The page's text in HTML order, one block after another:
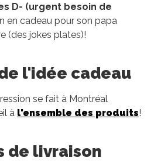
D- (urgent besoin de
en cadeau pour son papa
(des jokes plates)!
l'idée cadeau
se fait à Montréal
à l'ensemble des produits!
de livraison